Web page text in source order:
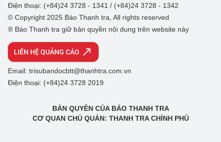
Điện thoại: (+84)24 3728 - 1341 / (+84)24 3728 - 1342
© Copyright 2025 Báo Thanh tra, All rights reserved
® Báo Thanh tra giữ bản quyền nội dung trên website này
LIÊN HỆ QUẢNG CÁO
Email: trisubandocbtt@thanhtra.com.vn
Điện thoại: (+84)24 3728 2019
BẢN QUYỀN CỦA BÁO THANH TRA
CƠ QUAN CHỦ QUẢN: THANH TRA CHÍNH PHỦ